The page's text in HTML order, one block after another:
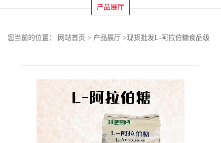
产品展厅
您当前的位置： 网站首页 > 产品展厅 >现货批发L-阿拉伯糖食品级